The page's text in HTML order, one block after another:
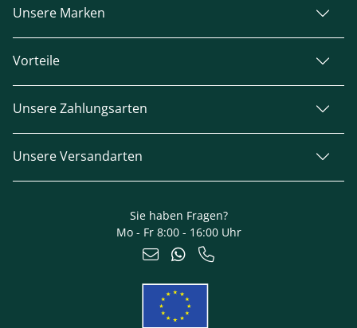
Unsere Marken
Vorteile
Unsere Zahlungsarten
Unsere Versandarten
Sie haben Fragen?
Mo - Fr 8:00 - 16:00 Uhr